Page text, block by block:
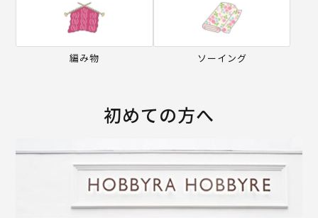
編み物 ソーイング
初めての方へ